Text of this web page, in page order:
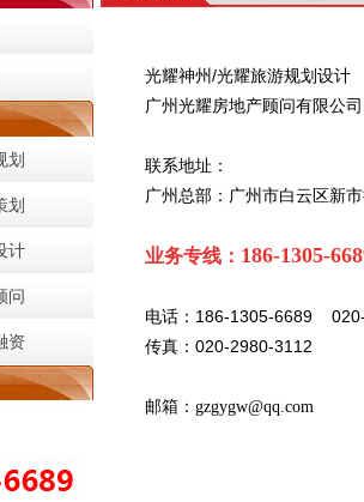
划
划
计
问
资
光耀神州/光耀旅游规划设计
广州光耀房地产顾问有限公司
联系地址：
广州总部： 广州市白云区新
业务专线： 186-1305-
电话： 186-1305-6689
传真：020-2980-3112
邮箱：gzgygw@qq.com